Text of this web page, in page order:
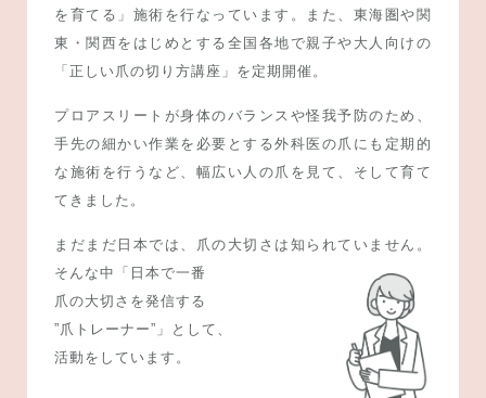
を育てる」施術を行なっています。また、東海圏や関
東・関西をはじめとする全国各地で親子や大人向けの
「正しい爪の切り方講座」を定期開催。
プロアスリートが身体のバランスや怪我予防のため、
手先の細かい作業を必要とする外科医の爪にも定期的
な施術を行うなど、幅広い人の爪を見て、そして育て
てきました。
まだまだ日本では、爪の大切さは知られていません。
そんな中 「日本で一番
爪の大切さを発信する
”爪トレーナー”」として、
活動をしています。